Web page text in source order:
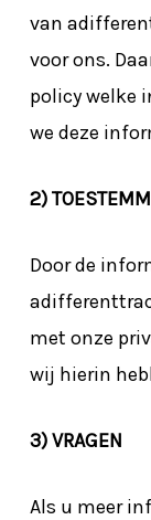
van
voor ons.
policy welke
we deze
2)
Door de
met onze
wij hierin
3) VRAGEN
Als u meer